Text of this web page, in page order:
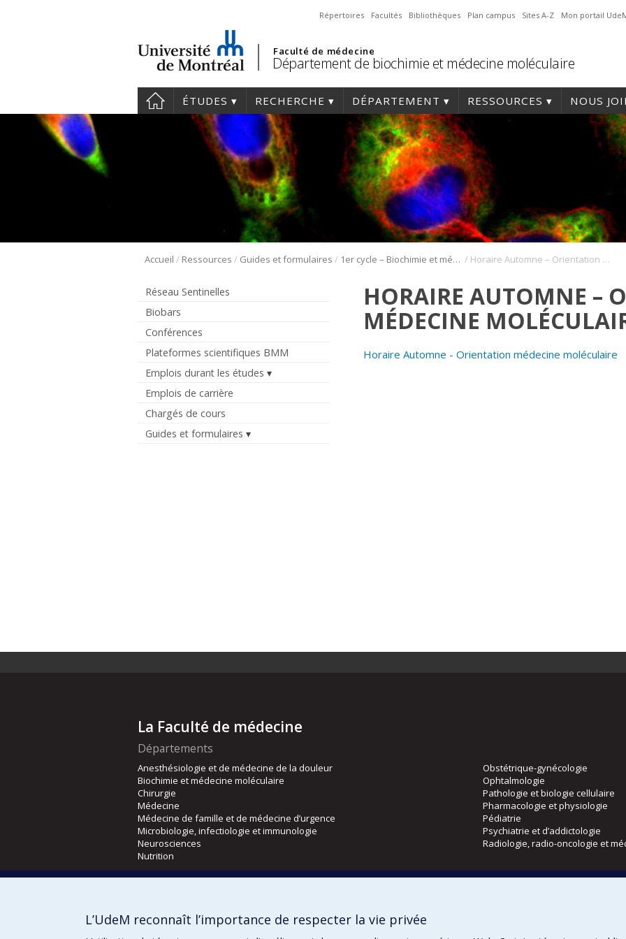
Répertoires Facultés Bibliothèques Plan campus Sites A-Z Mon portail
Faculté de médecine
Département de biochimie et médecine moléculaire
ÉTUDES RECHERCHE DÉPARTEMENT RESSOURCES NOUS
Accueil / Ressources / Guides et formulaires / 1er cycle – Biochimie et médecine moléculaire / Horaire Automne – Orientation médecine moléculaire
Réseau Sentinelles
Biobars
Conférences
Plateformes scientifiques BMM
Emplois durant les études
Emplois de carrière
Chargés de cours
Guides et formulaires
HORAIRE AUTOMNE –
MÉDECINE
Horaire Automne - Orientation médecine moléculaire
La Faculté de médecine
Départements
Anesthésiologie et de médecine de la douleur
Biochimie et médecine moléculaire
Chirurgie
Médecine
Médecine de famille et de médecine d’urgence
Microbiologie, infectiologie et immunologie
Neurosciences
Nutrition
Obstétrique-gynécologie
Ophtalmologie
Pathologie et biologie cellulaire
Pharmacologie et physiologie
Pédiatrie
Psychiatrie et d’addictologie
Radiologie, radio-oncologie et
Orthophonie et audiologie
L’UdeM reconnaît l’importance de respecter la vie privée